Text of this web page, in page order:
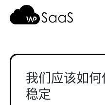
我们应该如
稳定